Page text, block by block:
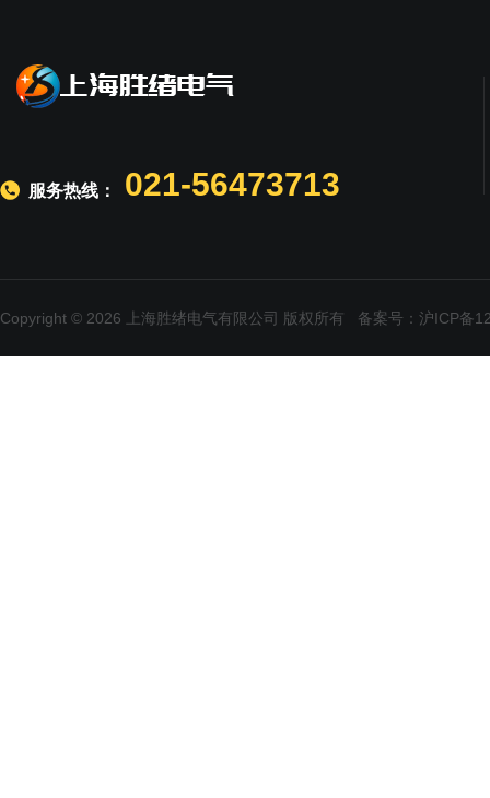
服务热线： 021-56473713
Copyright © 2026 上海胜绪电气有限公司 版权所有 备案号：沪ICP备